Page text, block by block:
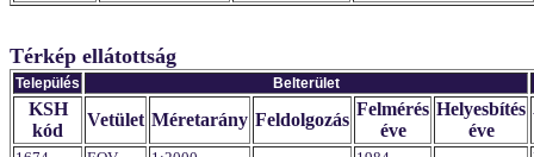
Térkép ellátottság
Település Belterület
KSH
kód
Vetület Méretarány Feldolgozás
Felmérés
éve
Helyesbítés
éve